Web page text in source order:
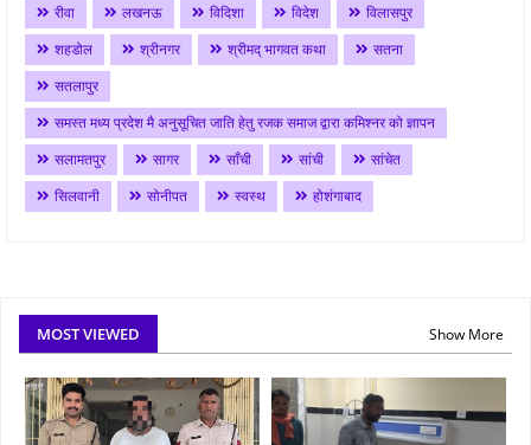
रीवा
लखनऊ विदिशा विदेश
विलासपुर
शहडोल
श्रीनगर श्रीमद् भागवत कथा
सतना
सतलापुर
समस्त मध्य प्रदेश मै अनुसूचित जाति हेतु रजक समाज द्वारा कमिश्नर को ज्ञापन
सलामतपुर
सागर साँची सांची
सांचेत
सिलवानी
सोनीपत स्वस्थ होशंगाबाद
MOST VIEWED Show More